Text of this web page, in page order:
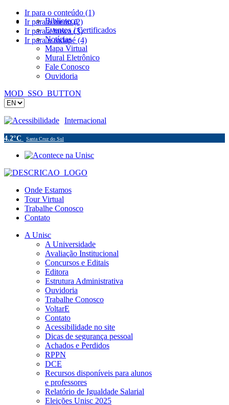
Ir para o conteúdo (1)
Ir para o menu (2)
Ir para a busca (3)
Ir para o rodapé (4)
Biblioteca
Eventos / Certificados
Notícias
Mapa Virtual
Mural Eletrônico
Fale Conosco
Ouvidoria
MOD_SSO_BUTTON
Acessibilidade Internacional
4.2°C Santa Cruz do Sul
Onde Estamos
Tour Virtual
Trabalhe Conosco
Contato
A Unisc
A Universidade
Avaliação Institucional
Concursos e Editais
Editora
Estrutura Administrativa
Ouvidoria
Trabalhe Conosco
VoltarE
Contato
Acessibilidade no site
Dicas de segurança pessoal
Achados e Perdidos
RPPN
DCE
Recursos disponíveis para alunos
e professores
Relatório de Igualdade Salarial
Eleições Unisc 2025